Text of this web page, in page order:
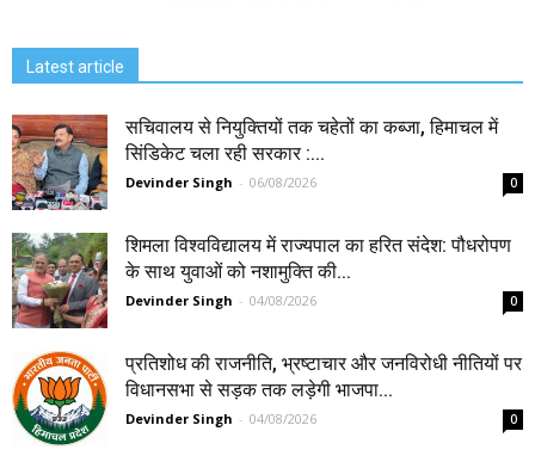
Latest article
सचिवालय से नियुक्तियों तक चहेतों का कब्जा, हिमाचल में
सिंडिकेट चला रही सरकार :...
Devinder Singh - 06/08/2026 0
शिमला विश्वविद्यालय में राज्यपाल का हरित संदेश: पौधरोपण
के साथ युवाओं को नशामुक्ति की...
Devinder Singh - 04/08/2026 0
प्रतिशोध की राजनीति, भ्रष्टाचार और जनविरोधी नीतियों पर
विधानसभा से सड़क तक लड़ेगी भाजपा...
Devinder Singh - 04/08/2026 0